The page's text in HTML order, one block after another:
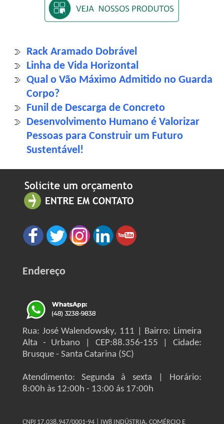
Rack Aramado Dobrável
Linha de Vida Horizontal
Qual o Vão Máximo Admitido no Guarda
Corpo?
Funil de Descarga de Concreto
Desenvolvimento Humano é Valorizar
Pessoas para Construir um Futuro
Sustentável!
Endereço
Rua: José Walendowsky, 111 | Bairro: Limeira
Alta - Urbano | CEP:88.356-155 | Cidade:
Brusque - Santa Catarina (SC)
Atendimento: Segunda à sexta | Horário:
8:00h às 12:00h - 13:00 ás 17:00h
CNPJ 17.038.947/0001-94 | IW8 INDÚSTRIA, COMÉRCIO E